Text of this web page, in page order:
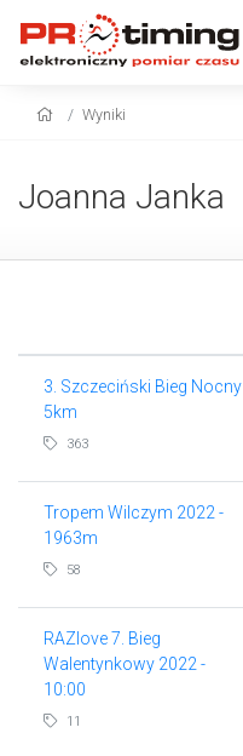
Wyniki
Joanna Janka
3. Szczeciński Bieg Nocny
5km
363
Tropem Wilczym 2022 -
1963m
58
RAZlove 7. Bieg
Walentynkowy 2022 -
10:00
11